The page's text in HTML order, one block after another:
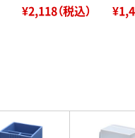
¥2,118（税込）